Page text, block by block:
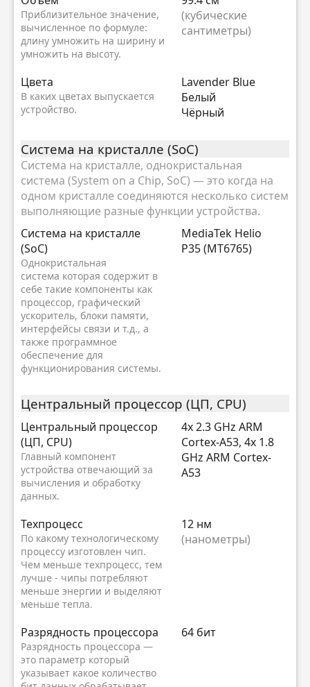
Приблизительное значение,
вычисленное по формуле:
длину умножить на ширину и
умножить на высоту.
(кубические
сантиметры)
Цвета
В каких цветах выпускается
устройство.
Lavender Blue
Белый
Чёрный
Система на кристалле (SoC)
Система на кристалле, однокристальная
система (System on a Chip, SoC) — это когда на
одном кристалле соединяются несколько систем
выполняющие разные функции устройства.
Система на кристалле
(SoC)
Однокристальная
система которая содержит в
себе такие компоненты как
процессор, графический
ускоритель, блоки памяти,
интерфейсы связи и т.д., а
также программное
обеспечение для
функционирования системы.
MediaTek Helio
P35 (MT6765)
Центральный процессор (ЦП, CPU)
Центральный процессор
(ЦП, CPU)
Главный компонент
устройства отвечающий за
вычисления и обработку
данных.
4x 2.3 GHz ARM
Cortex-A53, 4x 1.8
GHz ARM Cortex-
A53
Техпроцесс
По какому технологическому
процессу изготовлен чип.
Чем меньше техпроцесс, тем
лучше - чипы потребляют
меньше энергии и выделяют
меньше тепла.
12 нм
(нанометры)
Разрядность процессора
Разрядность процессора —
это параметр который
указывает какое количество
64 бит